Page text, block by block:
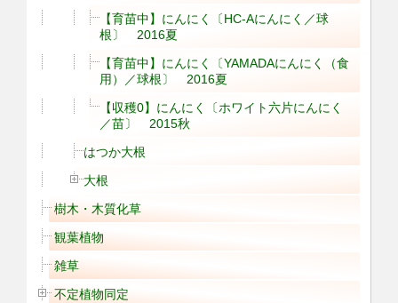
【育苗中】にんにく〔HC-Aにんにく／球
根〕 2016夏
【育苗中】にんにく〔YAMADAにんにく（食
用）／球根〕 2016夏
【収穫0】にんにく〔ホワイト六片にんにく
／苗〕 2015秋
はつか大根
大根
樹木・木質化草
観葉植物
雑草
不定植物同定